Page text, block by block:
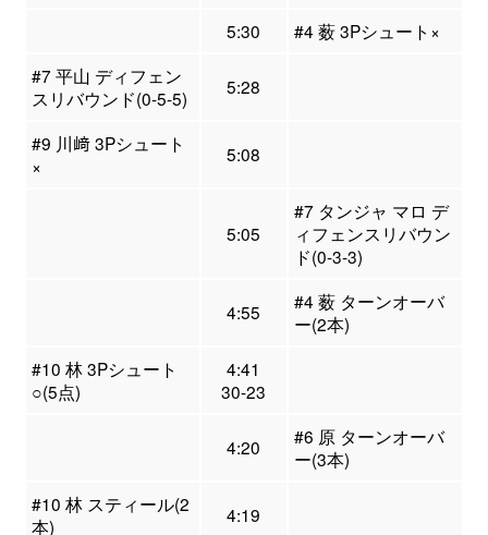
5:30
#4 薮 3Pシュート×
#7 平山 ディフェン
スリバウンド(0-5-5)
5:28
#9 川﨑 3Pシュート
×
5:08
5:05
#7 タンジャ マロ デ
ィフェンスリバウン
ド(0-3-3)
4:55
#4 薮 ターンオーバ
ー(2本)
#10 林 3Pシュート
○(5点)
4:41
30-23
4:20
#6 原 ターンオーバ
ー(3本)
#10 林 スティール(2
本)
4:19